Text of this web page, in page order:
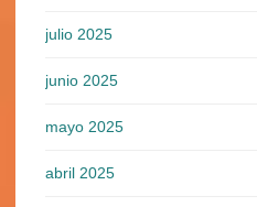
julio 2025
junio 2025
mayo 2025
abril 2025